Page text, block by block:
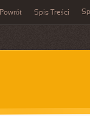
Powrót Spis Treści